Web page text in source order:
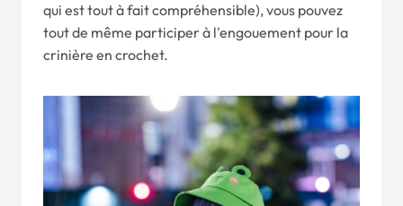
qui est tout à fait compréhensible), vous pouvez
tout de même participer à l'engouement pour la
crinière en crochet.